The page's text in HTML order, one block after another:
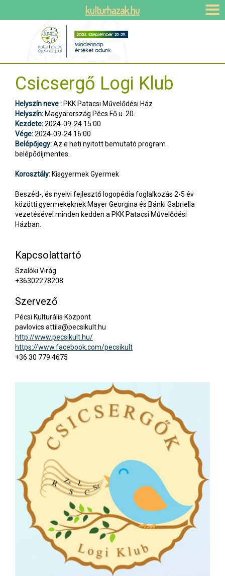
Csicsergő Logi Klub
Helyszín neve : PKK Patacsi Művelődési Ház
Helyszín: Magyarország Pécs Fő u. 20.
Kezdete:2024-09-24 15:00
Vége:2024-09-24 16:00
Belépőjegy:Az e heti nyitott bemutató program
belépődíjmentes.
Korosztály: Kisgyermek Gyermek
Beszéd-, és nyelvi fejlesztő logopédia foglalkozás 2-5 év
közötti gyermekeknek Mayer Georgina és Bánki Gabriella
vezetésével minden kedden a PKK Patacsi Művelődési
Házban.
Kapcsolattartó
Szalóki Virág
+36302278208
Szervező
Pécsi Kulturális Központ
pavlovics.attila@pecsikult.hu
http://www.pecsikult.hu/
https://www.facebook.com/pecsikult
+36 30 779 4675
kulturhazak.hu